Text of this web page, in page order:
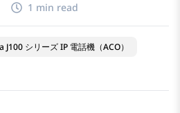
1 min read
J100 シリーズ IP 電話機（ACO）